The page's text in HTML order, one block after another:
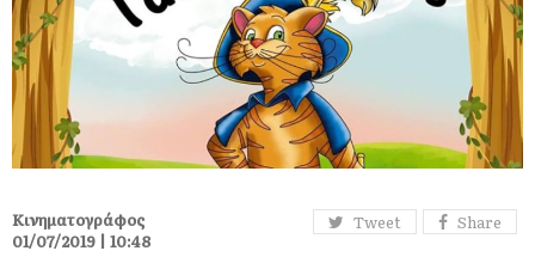
Tweet Share
Κινηματογράφος
01/07/2019 | 10:48